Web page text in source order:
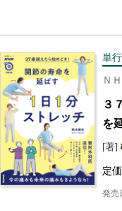
単
Ｎ
３
を
[著]
定価
発売